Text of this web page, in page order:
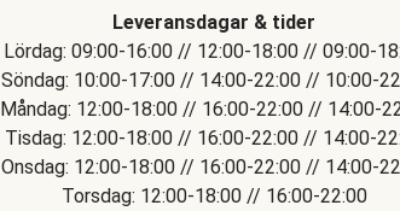
Leveransdagar & tider
Lördag: 09:00-16:00 // 12:00-18:00 // 09:00-
Söndag: 10:00-17:00 // 14:00-22:00 // 10:00-
Måndag: 12:00-18:00 // 16:00-22:00 // 14:00-
Tisdag: 12:00-18:00 // 16:00-22:00 // 14:00-
Onsdag: 12:00-18:00 // 16:00-22:00 // 14:00-
Torsdag: 12:00-18:00 // 16:00-22:00